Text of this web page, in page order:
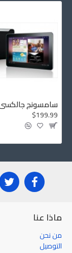
سامسونج جالكسي
$199.99
ماذا عنا
من نحن
التوصيل